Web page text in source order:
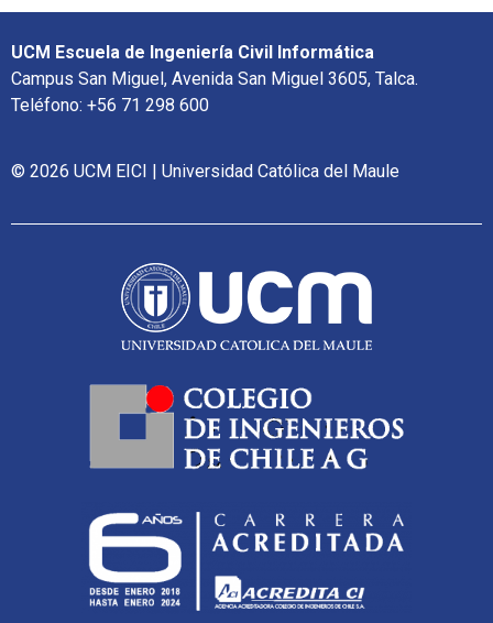
UCM Escuela de Ingeniería Civil Informática
Campus San Miguel, Avenida San Miguel 3605, Talca.
Teléfono: +56 71 298 600
© 2026 UCM EICI | Universidad Católica del Maule